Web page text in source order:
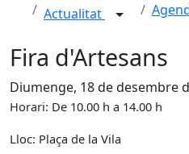
Actualitat
Fira d'Artesans
Diumenge, 18 de desembre
Horari: De 10.00 h a 14.00 h
Lloc: Plaça de la Vila